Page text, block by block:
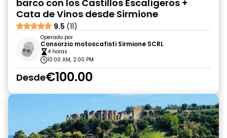
barco con los Castillos Escalígeros +
Cata de Vinos desde Sirmione
9.5 (11)
Operado por
Consorzio motoscafisti Sirmione SCRL
4 horas
10:00 AM, 2:00 PM
Desde€100.00